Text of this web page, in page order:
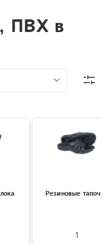
ПВХ в
Резиновые тапочки
1